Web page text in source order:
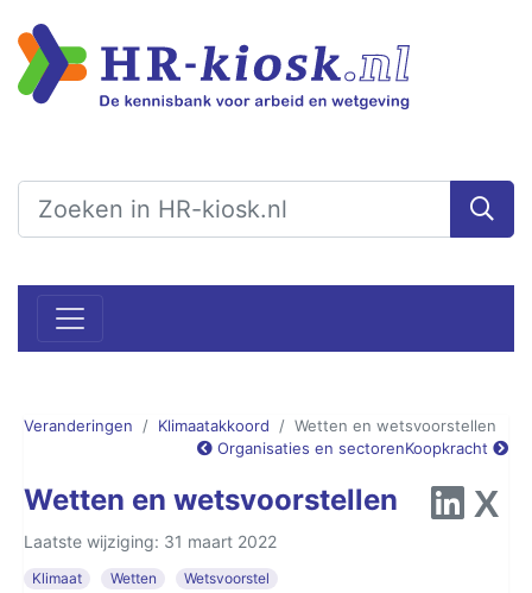
Veranderingen Klimaatakkoord
Wetten en wetsvoorstellen
Organisaties en sectorenKoopkracht
Wetten en wetsvoorstellen
Laatste wijziging: 31 maart 2022
Klimaat Wetten Wetsvoorstel